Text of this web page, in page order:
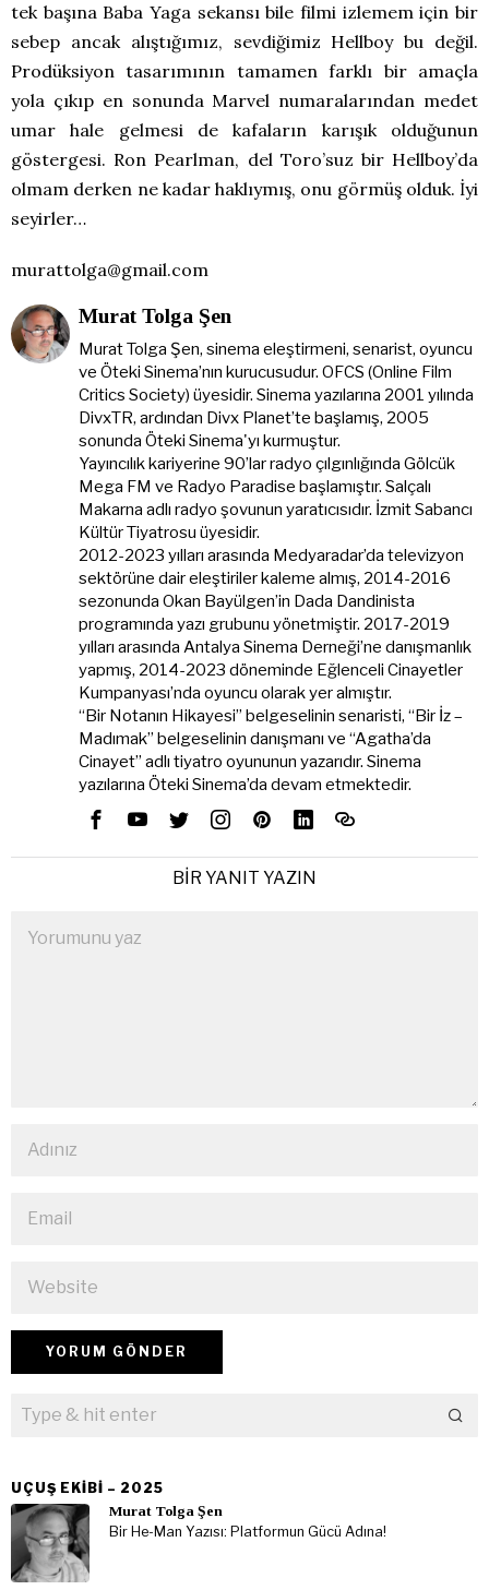
tek başına Baba Yaga sekansı bile filmi izlemem için bir
sebep ancak alıştığımız, sevdiğimiz Hellboy bu değil.
Prodüksiyon tasarımının tamamen farklı bir amaçla
yola çıkıp en sonunda Marvel numaralarından medet
umar hale gelmesi de kafaların karışık olduğunun
göstergesi. Ron Pearlman, del Toro’suz bir Hellboy’da
olmam derken ne kadar haklıymış, onu görmüş olduk. İyi
seyirler…
murattolga@gmail.com
Murat Tolga Şen
Murat Tolga Şen, sinema eleştirmeni, senarist, oyuncu
ve Öteki Sinema’nın kurucusudur. OFCS (Online Film
Critics Society) üyesidir. Sinema yazılarına 2001 yılında
DivxTR, ardından Divx Planet’te başlamış, 2005
sonunda Öteki Sinema'yı kurmuştur.
Yayıncılık kariyerine 90’lar radyo çılgınlığında Gölcük
Mega FM ve Radyo Paradise başlamıştır. Salçalı
Makarna adlı radyo şovunun yaratıcısıdır. İzmit Sabancı
Kültür Tiyatrosu üyesidir.
2012-2023 yılları arasında Medyaradar’da televizyon
sektörüne dair eleştiriler kaleme almış, 2014-2016
sezonunda Okan Bayülgen’in Dada Dandinista
programında yazı grubunu yönetmiştir. 2017-2019
yılları arasında Antalya Sinema Derneği’ne danışmanlık
yapmış, 2014-2023 döneminde Eğlenceli Cinayetler
Kumpanyası’nda oyuncu olarak yer almıştır.
“Bir Notanın Hikayesi” belgeselinin senaristi, “Bir İz –
Madımak” belgeselinin danışmanı ve “Agatha’da
Cinayet” adlı tiyatro oyununun yazarıdır. Sinema
yazılarına Öteki Sinema’da devam etmektedir.
BIR YANIT YAZIN
UÇUŞ EKIBI – 2025
Murat Tolga Şen
Bir He-Man Yazısı: Platformun Gücü Adına!